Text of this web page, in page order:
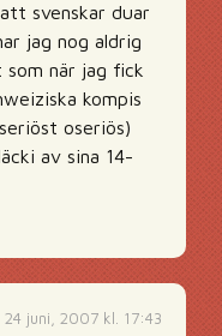
svenskar duar
jag nog aldrig
när jag fick
kompis
oseriös)
av sina 14-
24 juni, 2007 kl. 17:43